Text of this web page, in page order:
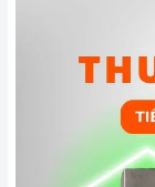
Động cơ, công
Máy hút mùi
gió kết hợp với
phận cơ bản
lưới lọc, quạt